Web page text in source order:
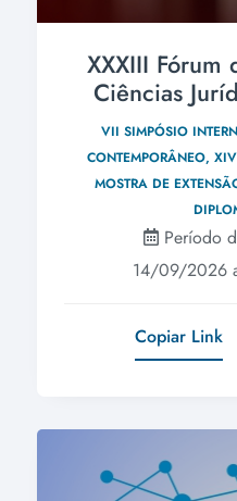
XXXIII Fórum
Ciências
VII SIMPÓSIO
CONTEMPORÂNEO,
MOSTRA DE
Período
14/09/2026
Copiar Link